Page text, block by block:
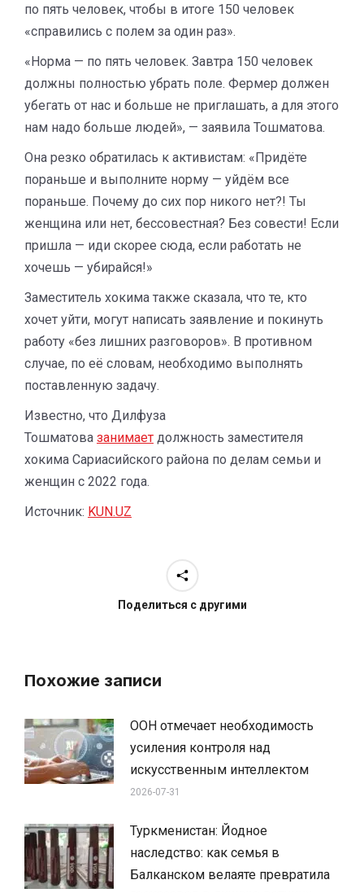
по пять человек, чтобы в итоге 150 человек
«справились с полем за один раз».
«Норма — по пять человек. Завтра 150 человек
должны полностью убрать поле. Фермер должен
убегать от нас и больше не приглашать, а для этого
нам надо больше людей», — заявила Тошматова.
Она резко обратилась к активистам: «Придёте
пораньше и выполните норму — уйдём все
пораньше. Почему до сих пор никого нет?! Ты
женщина или нет, бессовестная? Без совести! Если
пришла — иди скорее сюда, если работать не
хочешь — убирайся!»
Заместитель хокима также сказала, что те, кто
хочет уйти, могут написать заявление и покинуть
работу «без лишних разговоров». В противном
случае, по её словам, необходимо выполнять
поставленную задачу.
Известно, что Дилфуза
Тошматова занимает должность заместителя
хокима Сариасийского района по делам семьи и
женщин с 2022 года.
Источник: KUN.UZ
Поделиться с другими
Похожие записи
ООН отмечает необходимость
усиления контроля над
искусственным интеллектом
2026-07-31
Туркменистан: Йодное
наследство: как семья в
Балканском велаяте превратила